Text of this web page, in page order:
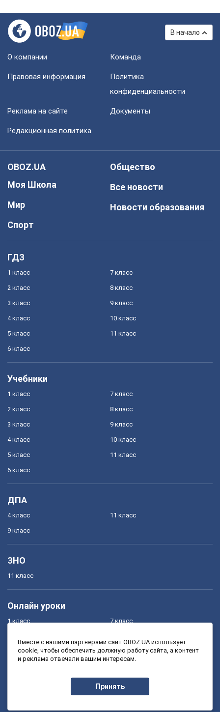
В начало
О компании Команда
Правовая информация
Политика
конфиденциальности
Реклама на сайте Документы
Редакционная политика
OBOZ.UA
Моя Школа
Мир
Спорт
Общество
Все новости
Новости образования
ГДЗ
1 класс
2 класс
3 класс
4 класс
5 класс
6 класс
7 класс
8 класс
9 класс
10 класс
11 класс
Учебники
1 класс
2 класс
3 класс
4 класс
5 класс
6 класс
7 класс
8 класс
9 класс
10 класс
11 класс
ДПА
4 класс
9 класс
11 класс
ЗНО
11 класс
Онлайн уроки
1 класс
3 класс
7 класс
9 класс
Вместе с нашими партнерами сайт OBOZ.UA использует
cookie, чтобы обеспечить должную работу сайта, а контент
и реклама отвечали вашим интересам.
Принять